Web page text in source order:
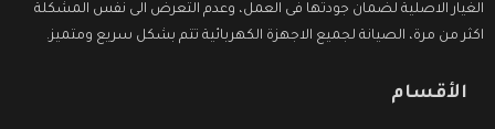
الغيار الاصلية لضمان جودتها فى العمل، وعدم التعرض الى نفس المشكلة
اكثر من مرة، الصيانة لجميع الاجهزة الكهربائية تتم بشكل سريع ومتميز.
الأقسام